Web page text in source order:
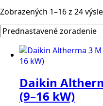
Zobrazených 1–16 z 24
Daikin
(9–16 kW)